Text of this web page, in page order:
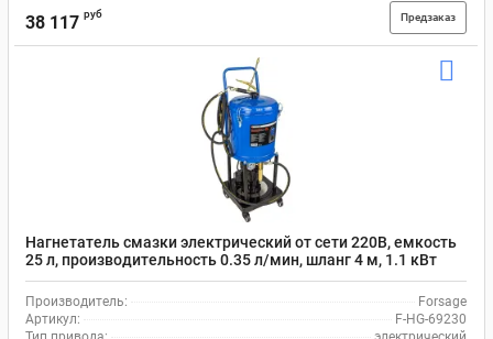
38 117 руб Предзаказ
Нагнетатель смазки электрический от сети 220В, емкость
25 л, производительность 0.35 л/мин, шланг 4 м, 1.1 кВт
Forsage F-HG-69230
Производитель:
Forsage
Артикул:
F-HG-69230